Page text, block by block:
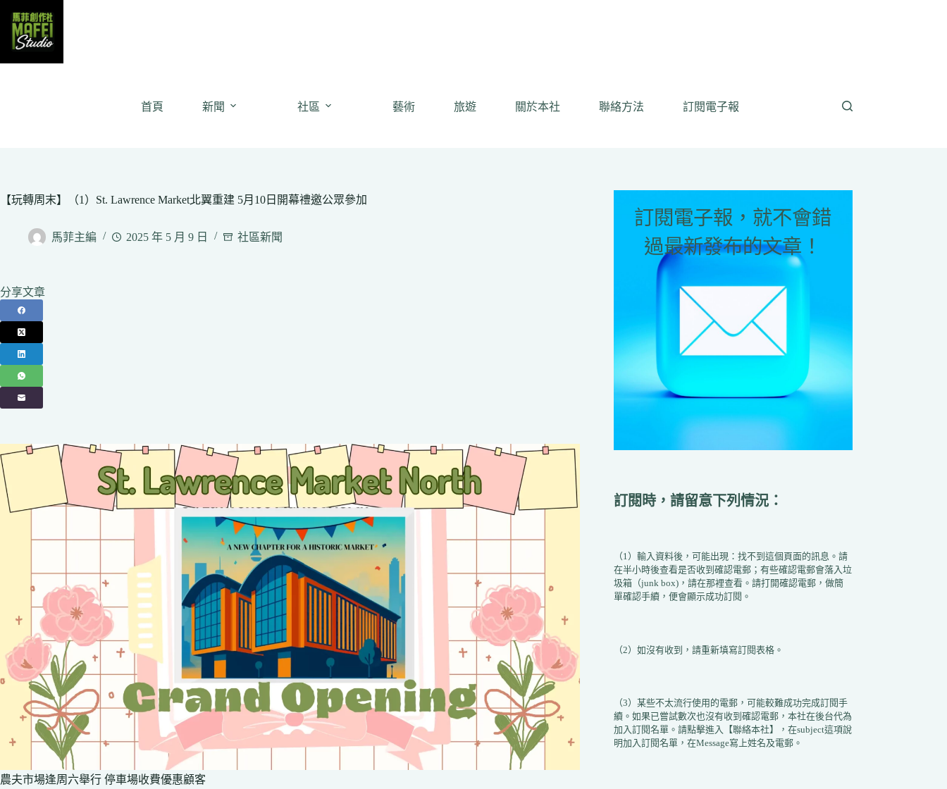
content
首頁 新聞 社區 藝術 旅遊 關於本社 聯絡方法 訂閱電子報
【玩轉周末】（1）St. Lawrence Market北翼重建 5月10日開幕禮邀公眾參加
馬菲主編 2025 年 5 月 9 日 社區新聞
分享文章
農夫市場逢周六舉行 停車場收費優惠顧客
訂閱電子報，就不會錯
過最新發布的文章！
訂閱時，請留意下列情況：
（1）輸入資料後，可能出現：找不到這個頁面的訊息。請
在半小時後查看是否收到確認電郵；有些確認電郵會落入垃
圾箱（junk box)，請在那裡查看。請打開確認電郵，做簡
單確認手續，便會顯示成功訂閱。
（2）如沒有收到，請重新填寫訂閱表格。
（3）某些不太流行使用的電郵，可能較難成功完成訂閱手
續。如果已嘗試數次也沒有收到確認電郵，本社在後台代為
加入訂閱名單。請點擊進入【聯絡本社】，在subject這項說
明加入訂閱名單，在Message寫上姓名及電郵。